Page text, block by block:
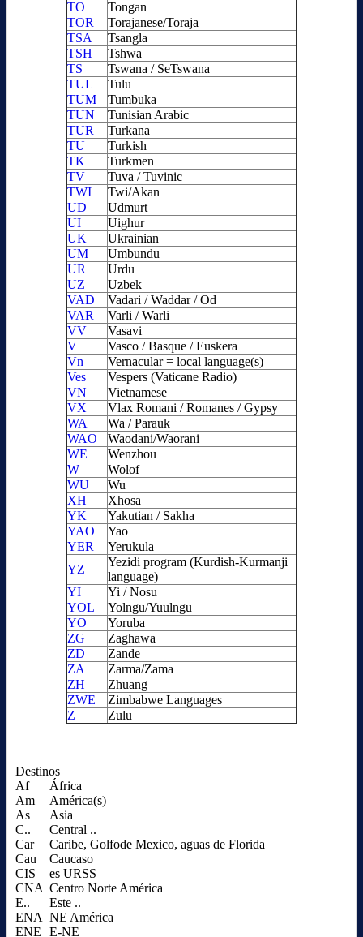
TO
Tongan
TOR
Torajanese/Toraja
TSA
Tsangla
TSH
Tshwa
TS
Tswana / SeTswana
TUL
Tulu
TUM
Tumbuka
TUN
Tunisian Arabic
TUR
Turkana
TU
Turkish
TK
Turkmen
TV
Tuva / Tuvinic
TWI
Twi/Akan
UD
Udmurt
UI
Uighur
UK
Ukrainian
UM
Umbundu
UR
Urdu
UZ
Uzbek
VAD
Vadari / Waddar / Od
VAR
Varli / Warli
VV
Vasavi
V
Vasco / Basque / Euskera
Vn
Vernacular = local language(s)
Ves
Vespers (Vaticane Radio)
VN
Vietnamese
VX
Vlax Romani / Romanes / Gypsy
WA
Wa / Parauk
WAO
Waodani/Waorani
WE
Wenzhou
W
Wolof
WU
Wu
XH
Xhosa
YK
Yakutian / Sakha
YAO
Yao
YER
Yerukula
YZ
Yezidi program (Kurdish-Kurmanji
language)
YI
Yi / Nosu
YOL
Yolngu/Yuulngu
YO
Yoruba
ZG
Zaghawa
ZD
Zande
ZA
Zarma/Zama
ZH
Zhuang
ZWE
Zimbabwe Languages
Z
Zulu
Destinos
Af
África
Am
América(s)
As
Asia
C..
Central ..
Car
Caribe, Golfode Mexico, aguas de Florida
Cau
Caucaso
CIS
es URSS
CNA Centro Norte América
E..
Este ..
ENA NE América
ENE
E-NE